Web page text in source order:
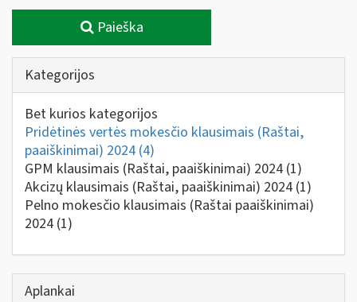
Paieška
Kategorijos
Bet kurios kategorijos
Pridėtinės vertės mokesčio klausimais (Raštai,
paaiškinimai) 2024 (4)
GPM klausimais (Raštai, paaiškinimai) 2024 (1)
Akcizų klausimais (Raštai, paaiškinimai) 2024 (1)
Pelno mokesčio klausimais (Raštai paaiškinimai)
2024 (1)
Aplankai